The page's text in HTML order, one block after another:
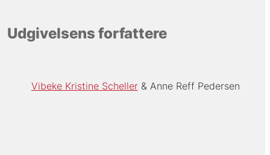
Udgivelsens forfattere
Vibeke Kristine Scheller Anne Reff Pedersen